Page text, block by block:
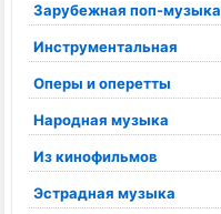
Зарубежная поп-музыка
Инструментальная
Оперы и оперетты
Народная музыка
Из кинофильмов
Эстрадная музыка